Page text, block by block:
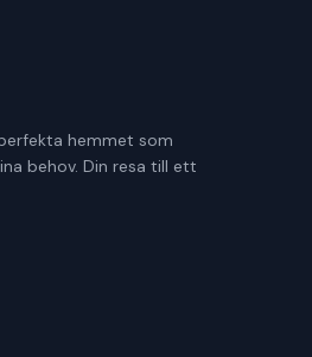
hemmet som
behov. Din resa till ett